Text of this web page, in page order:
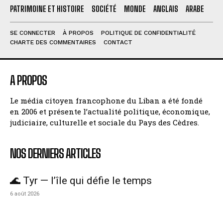
PATRIMOINE ET HISTOIRE
SOCIÉTÉ MONDE ANGLAIS ARABE
SE CONNECTER À PROPOS
POLITIQUE DE CONFIDENTIALITÉ
CHARTE DES COMMENTAIRES
CONTACT
A PROPOS
Le média citoyen francophone du Liban a été fondé
en 2006 et présente l’actualité politique, économique,
judiciaire, culturelle et sociale du Pays des Cèdres.
NOS DERNIERS ARTICLES
🌊 Tyr — l’île qui défie le temps
6 août 2026